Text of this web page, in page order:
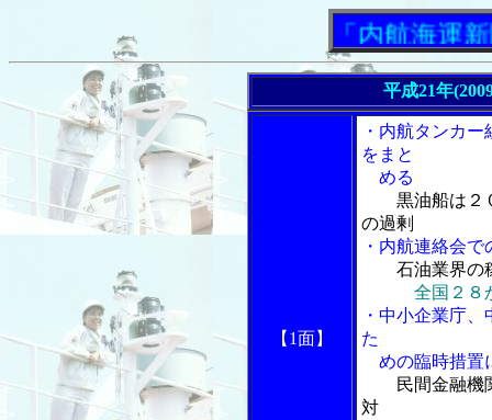
「内航海運新聞
平成21年
【1面】
・内航タンカ
をまと
める
黒油船は２
の過剰
・内航連絡会
石油業界の
全国２８
・中小企業庁
た
めの臨時措置
民間金融機
対